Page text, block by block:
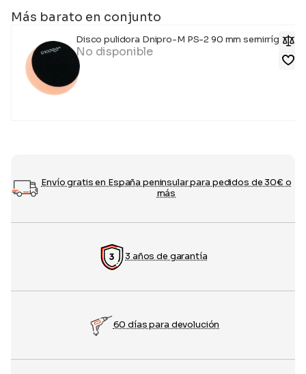
Más barato en conjunto
Disco pulidora Dnipro-M PS-2 90 mm semirrígida
No disponible
Envío gratis en España peninsular para pedidos de 30€ o
más
3 años de garantía
60 días para devolución